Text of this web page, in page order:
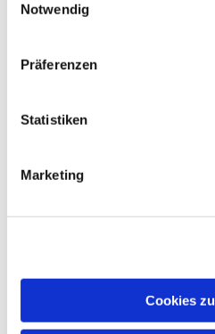
Notwendig
Präferenzen
Statistiken
Marketing
Cookies